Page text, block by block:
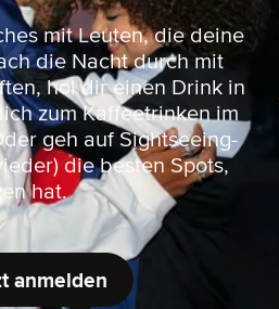
mit Leuten, die deine
die Nacht durch mit
hol dir einen Drink in
zum Kaffeetrinken im
geh auf Sightseeing-
die besten Spots,
hat.
anmelden